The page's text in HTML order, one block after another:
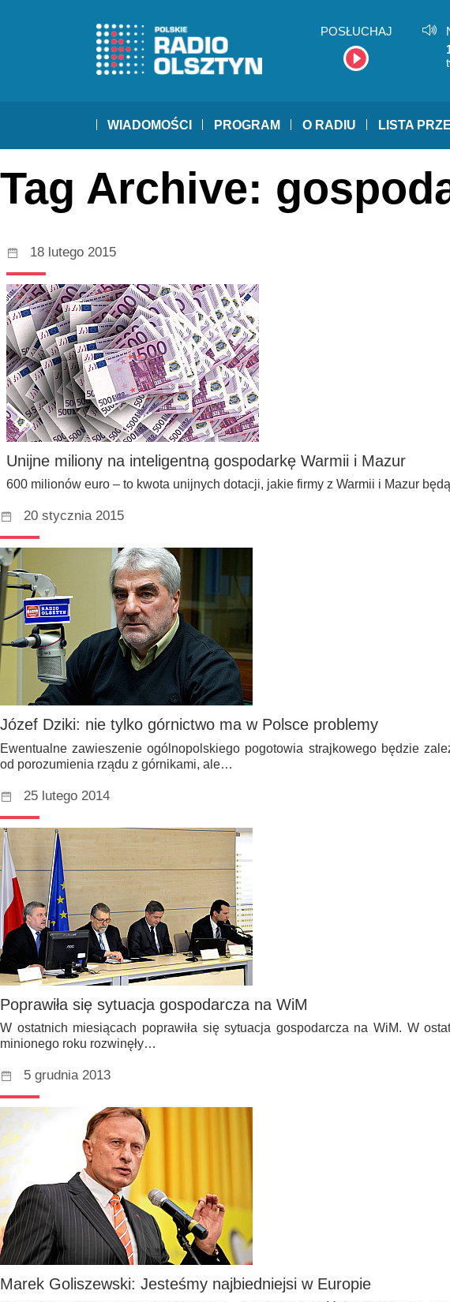
POSŁUCHAJ
WIADOMOŚCI PROGRAM O RADIU LISTA
Tag Archive:
18 lutego 2015
Unijne miliony na inteligentną gospodarkę Warmii i Mazur
600 milionów euro – to kwota unijnych dotacji, jakie firmy z Warmii i Mazur
20 stycznia 2015
Józef Dziki: nie tylko górnictwo ma w Polsce problemy
Ewentualne zawieszenie ogólnopolskiego pogotowia strajkowego będzie
od porozumienia rządu z górnikami, ale…
25 lutego 2014
Poprawiła się sytuacja gospodarcza na WiM
W ostatnich miesiącach poprawiła się sytuacja gospodarcza na WiM. W
minionego roku rozwinęły…
5 grudnia 2013
Marek Goliszewski: Jesteśmy najbiedniejsi w Europie